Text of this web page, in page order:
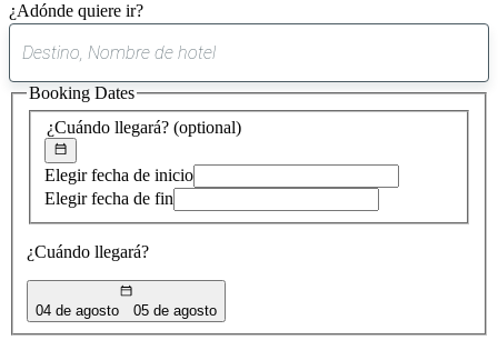
¿Adónde quiere ir?
sugerencia
encontrada
¿Cuándo llegará? (optional)
Elegir fecha de inicio
Elegir fecha de fin
¿Cuándo llegará?
04 de agosto 05 de agosto
Booking Dates